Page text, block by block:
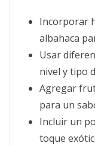
Incorporar
albahaca
Usar
nivel y tipo
Agregar
para un
Incluir un
toque